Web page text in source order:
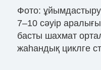
Фото:
7–10 сәуір
басты шахмат
жаһандық циклге